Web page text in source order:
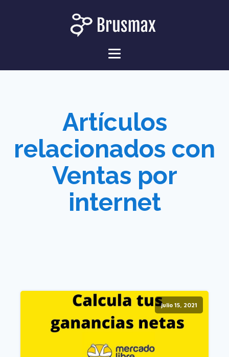
Artículos
relacionados con
Ventas por
internet
julio 15, 2021